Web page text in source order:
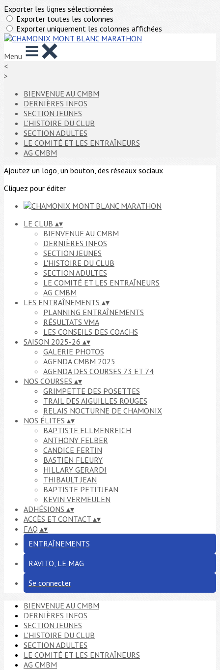
Exporter les lignes sélectionnées
Exporter toutes les colonnes
Exporter uniquement les colonnes affichées
Menu
<
>
BIENVENUE AU CMBM
DERNIÈRES INFOS
SECTION JEUNES
L'HISTOIRE DU CLUB
SECTION ADULTES
LE COMITÉ ET LES ENTRAÎNEURS
AG CMBM
Ajoutez un logo, un bouton, des réseaux sociaux
Cliquez pour éditer
LE CLUB ▴▾
BIENVENUE AU CMBM
DERNIÈRES INFOS
SECTION JEUNES
L'HISTOIRE DU CLUB
SECTION ADULTES
LE COMITÉ ET LES ENTRAÎNEURS
AG CMBM
LES ENTRAÎNEMENTS ▴▾
PLANNING ENTRAÎNEMENTS
RÉSULTATS VMA
LES CONSEILS DES COACHS
SAISON 2025-26 ▴▾
GALERIE PHOTOS
AGENDA CMBM 2025
AGENDA DES COURSES 73 ET 74
NOS COURSES ▴▾
GRIMPETTE DES POSETTES
TRAIL DES AIGUILLES ROUGES
RELAIS NOCTURNE DE CHAMONIX
NOS ÉLITES ▴▾
BAPTISTE ELLMENREICH
ANTHONY FELBER
CANDICE FERTIN
BASTIEN FLEURY
HILLARY GERARDI
THIBAULT JEAN
BAPTISTE PETITJEAN
KEVIN VERMEULEN
ADHÉSIONS ▴▾
ACCÈS ET CONTACT ▴▾
FAQ ▴▾
ENTRAÎNEMENTS
RAVITO, LE MAG
Se connecter
BIENVENUE AU CMBM
DERNIÈRES INFOS
SECTION JEUNES
L'HISTOIRE DU CLUB
SECTION ADULTES
LE COMITÉ ET LES ENTRAÎNEURS
AG CMBM